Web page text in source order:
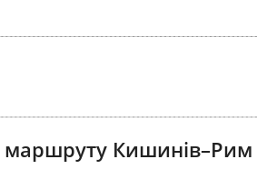
маршруту Кишинів–Рим